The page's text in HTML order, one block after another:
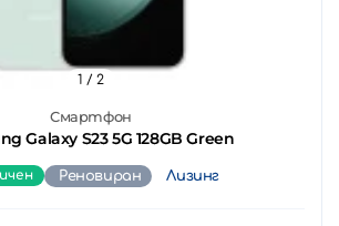
Смартфон
Galaxy S23 5G 128GB Green
1 / 2
Реновиран Лизинг